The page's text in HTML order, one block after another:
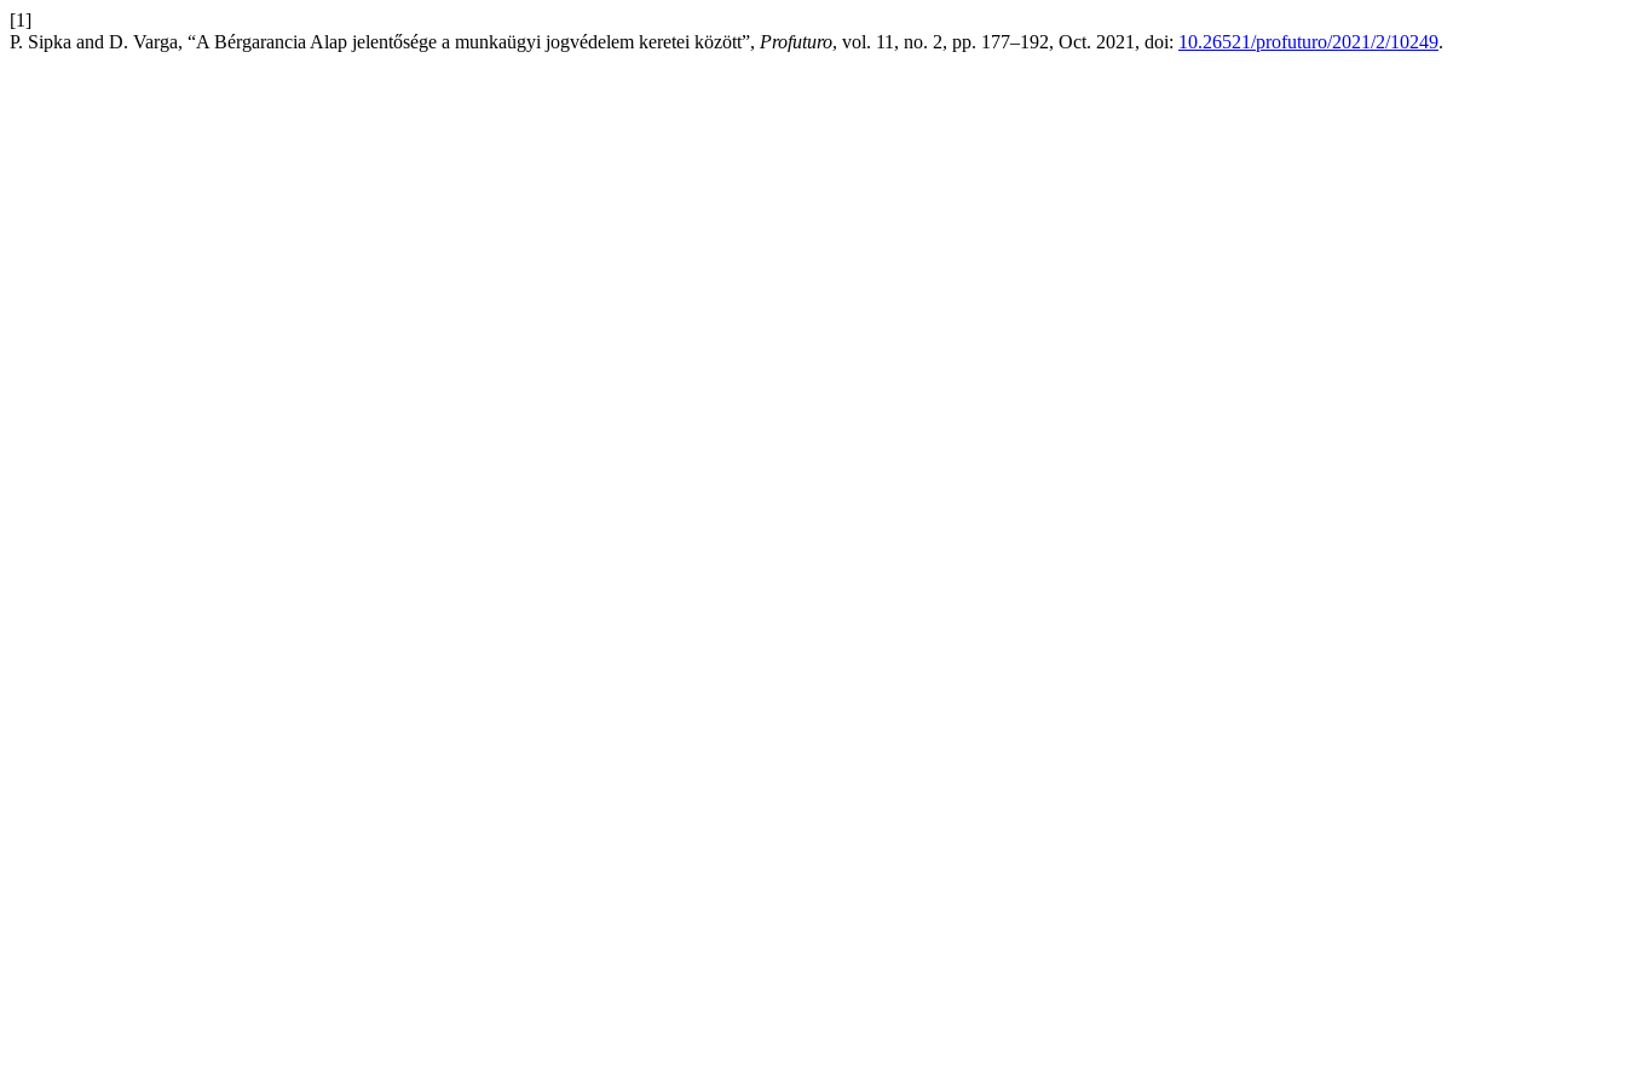
[1]
P. Sipka and D. Varga, “A Bérgarancia Alap jelentősége a munkaügyi jogvédelem keretei között”, Profuturo, vol. 11, no. 2, pp. 177–192, Oct. 2021, doi: 10.26521/profuturo/2021/2/10249.